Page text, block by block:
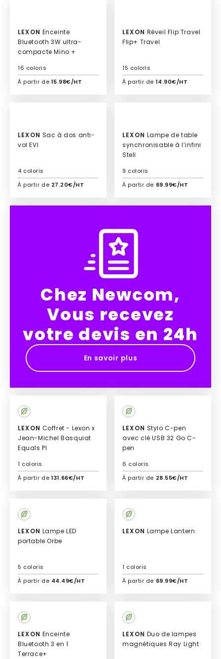
LEXON
Bluetooth 3W ultra-
compacte Mino +
À partir de 15.98€/HT
16 coloris
LEXON
Flip+ Travel
À partir de 14.90€/HT
15 coloris
LEXON
vol EVI
À partir de 27.20€/HT
4 coloris
LEXON
synchronisable à l’infini
Steli
À partir de 69.99€/HT
9 coloris
Chez Newcom,
Vous recevez
votre devis en 24h
En savoir plus
Culte
LEXON
Jean-Michel Basquiat
Equals PI
À partir de 131.66€/HT
1 coloris
LEXON
avec clé USB 32 Go C-
pen
À partir de 28.55€/HT
6 coloris
LEXON
portable Orbe
À partir de 44.49€/HT
5 coloris
LEXON Lampe Lantern
À partir de 69.99€/HT
1 coloris
LEXON
Bluetooth 3 en 1
Terrace+
LEXON
magnétiques Ray Light